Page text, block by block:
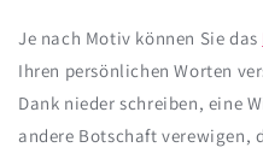
Je nach Motiv können Sie das
Ihren persönlichen Worten
Dank nieder schreiben, eine
andere Botschaft verewigen,